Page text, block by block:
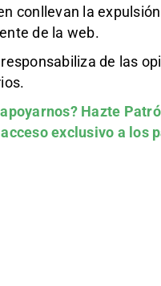
conllevan la
de la web.
de las
Hazte
exclusivo a los